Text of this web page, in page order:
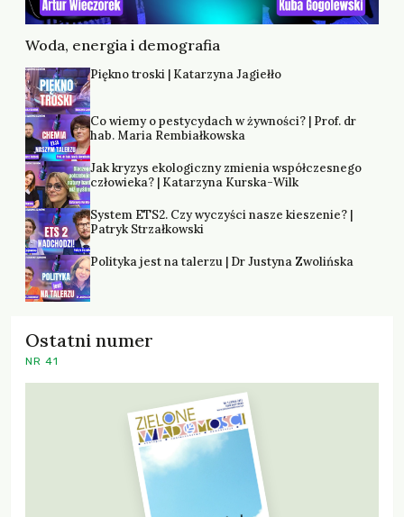
Woda, energia i demografia
Piękno troski | Katarzyna Jagiełło
Co wiemy o pestycydach w żywności? | Prof. dr
hab. Maria Rembiałkowska
Jak kryzys ekologiczny zmienia współczesnego
człowieka? | Katarzyna Kurska-Wilk
System ETS2. Czy wyczyści nasze kieszenie? |
Patryk Strzałkowski
Polityka jest na talerzu | Dr Justyna Zwolińska
Ostatni numer
NR 41